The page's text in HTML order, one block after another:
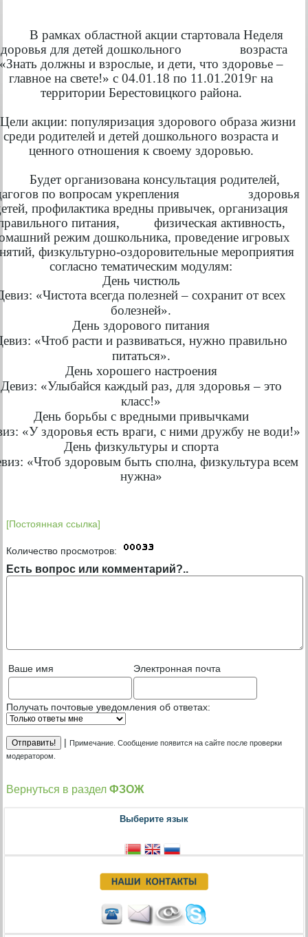
рамках областной акции стартовала Неделя
для детей дошкольного возраста
должны и взрослые, и дети, что здоровье –
главное на свете!» с 04.01.18 по 11.01.2019г на
территории Берестовицкого района.
акции: популяризация здорового образа жизни
среди родителей и детей дошкольного возраста и
ценного отношения к своему здоровью.
Будет организована консультация родителей,
по вопросам укрепления здоровья
профилактика вредны привычек, организация
питания, физическая активность,
режим дошкольника, проведение игровых
физкультурно-оздоровительные мероприятия
согласно тематическим модулям:
День чистюль
«Чистота всегда полезней – сохранит от всех
болезней».
День здорового питания
«Чтоб расти и развиваться, нужно правильно
питаться».
День хорошего настроения
Девиз: «Улыбайся каждый раз, для здоровья – это
класс!»
День борьбы с вредными привычками
«У здоровья есть враги, с ними дружбу не води!»
День физкультуры и спорта
«Чтоб здоровым быть сполна, физкультура всем
нужна»
[Постоянная ссылка]
Количество просмотров:
Есть вопрос или комментарий?..
Ваше имя Электронная почта
Получать почтовые уведомления об ответах:
|Примечание. Сообщение появится на сайте после проверки
модератором.
Вернуться в разделФЗОЖ
Выберите язык